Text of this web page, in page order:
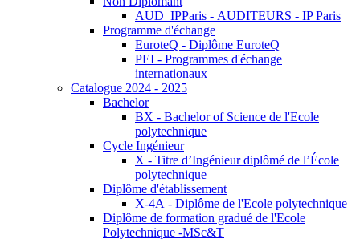
AUD_IPParis - AUDITEURS - IP Paris
Programme d'échange
EuroteQ - Diplôme EuroteQ
PEI - Programmes d'échange
internationaux
Catalogue 2024 - 2025
Bachelor
BX - Bachelor of Science de l'Ecole
polytechnique
Cycle Ingénieur
X - Titre d’Ingénieur diplômé de l’École
polytechnique
Diplôme d'établissement
X-4A - Diplôme de l'Ecole polytechnique
Diplôme de formation gradué de l'Ecole
Polytechnique -MSc&T